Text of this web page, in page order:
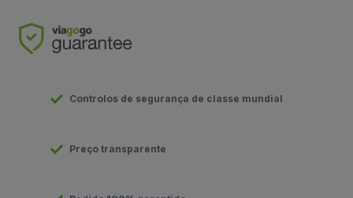
Controlos de segurança de classe mundial
Preço transparente